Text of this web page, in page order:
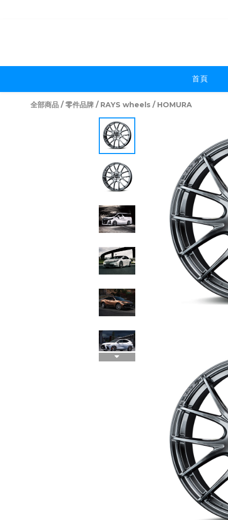
首頁
全部商品 /零件品牌 / RAYS wheels / HOMURA